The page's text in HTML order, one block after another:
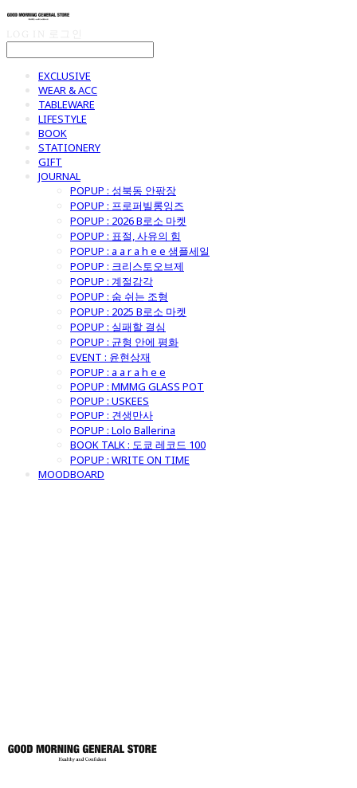
EXCLUSIVE
WEAR & ACC
TABLEWARE
LIFESTYLE
BOOK
STATIONERY
GIFT
JOURNAL
POPUP : 성북동 안팎장
POPUP : 프로퍼빌롱잉즈
POPUP : 2026 B로소 마켓
POPUP : 표절, 사유의 힘
POPUP : a a r a h e e 샘플세일
POPUP : 크리스토오브제
POPUP : 계절감각
POPUP : 숨 쉬는 조형
POPUP : 2025 B로소 마켓
POPUP : 실패할 결심
POPUP : 균형 안에 평화
EVENT : 윤현상재
POPUP : a a r a h e e
POPUP : MMMG GLASS POT
POPUP : USKEES
POPUP : 견생만사
POPUP : Lolo Ballerina
BOOK TALK : 도쿄 레코드 100
POPUP : WRITE ON TIME
MOODBOARD